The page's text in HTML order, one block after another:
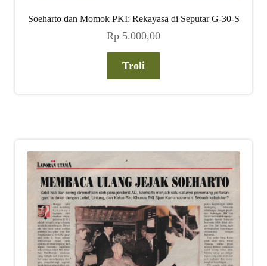
Soeharto dan Momok PKI: Rekayasa di Seputar G-30-S
Rp 5.000,00
Troli